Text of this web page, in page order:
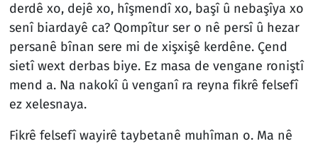
derdê xo, dejê xo, hîşmendî xo, başî û nebaşîya xo
senî biardayê ca? Qompîtur ser o nê persî û hezar
persanê bînan sere mi de xişxişê kerdêne. Çend
sietî wext derbas biye. Ez masa de vengane roniştî
mend a. Na nakokî û venganî ra reyna fikrê felsefî
ez xelesnaya.
Fikrê felsefî wayirê taybetanê muhîman o. Ma nê